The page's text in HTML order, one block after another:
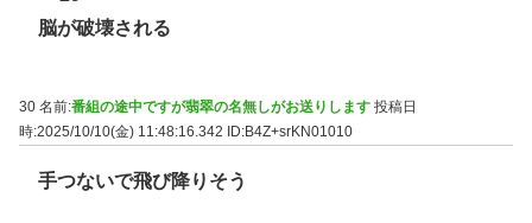
脳が破壊される
30 名前:番組の途中ですが翡翠の名無しがお送りします 投稿日
時:2025/10/10(金) 11:48:16.342 ID:B4Z+srKN01010
手つないで飛び降りそう